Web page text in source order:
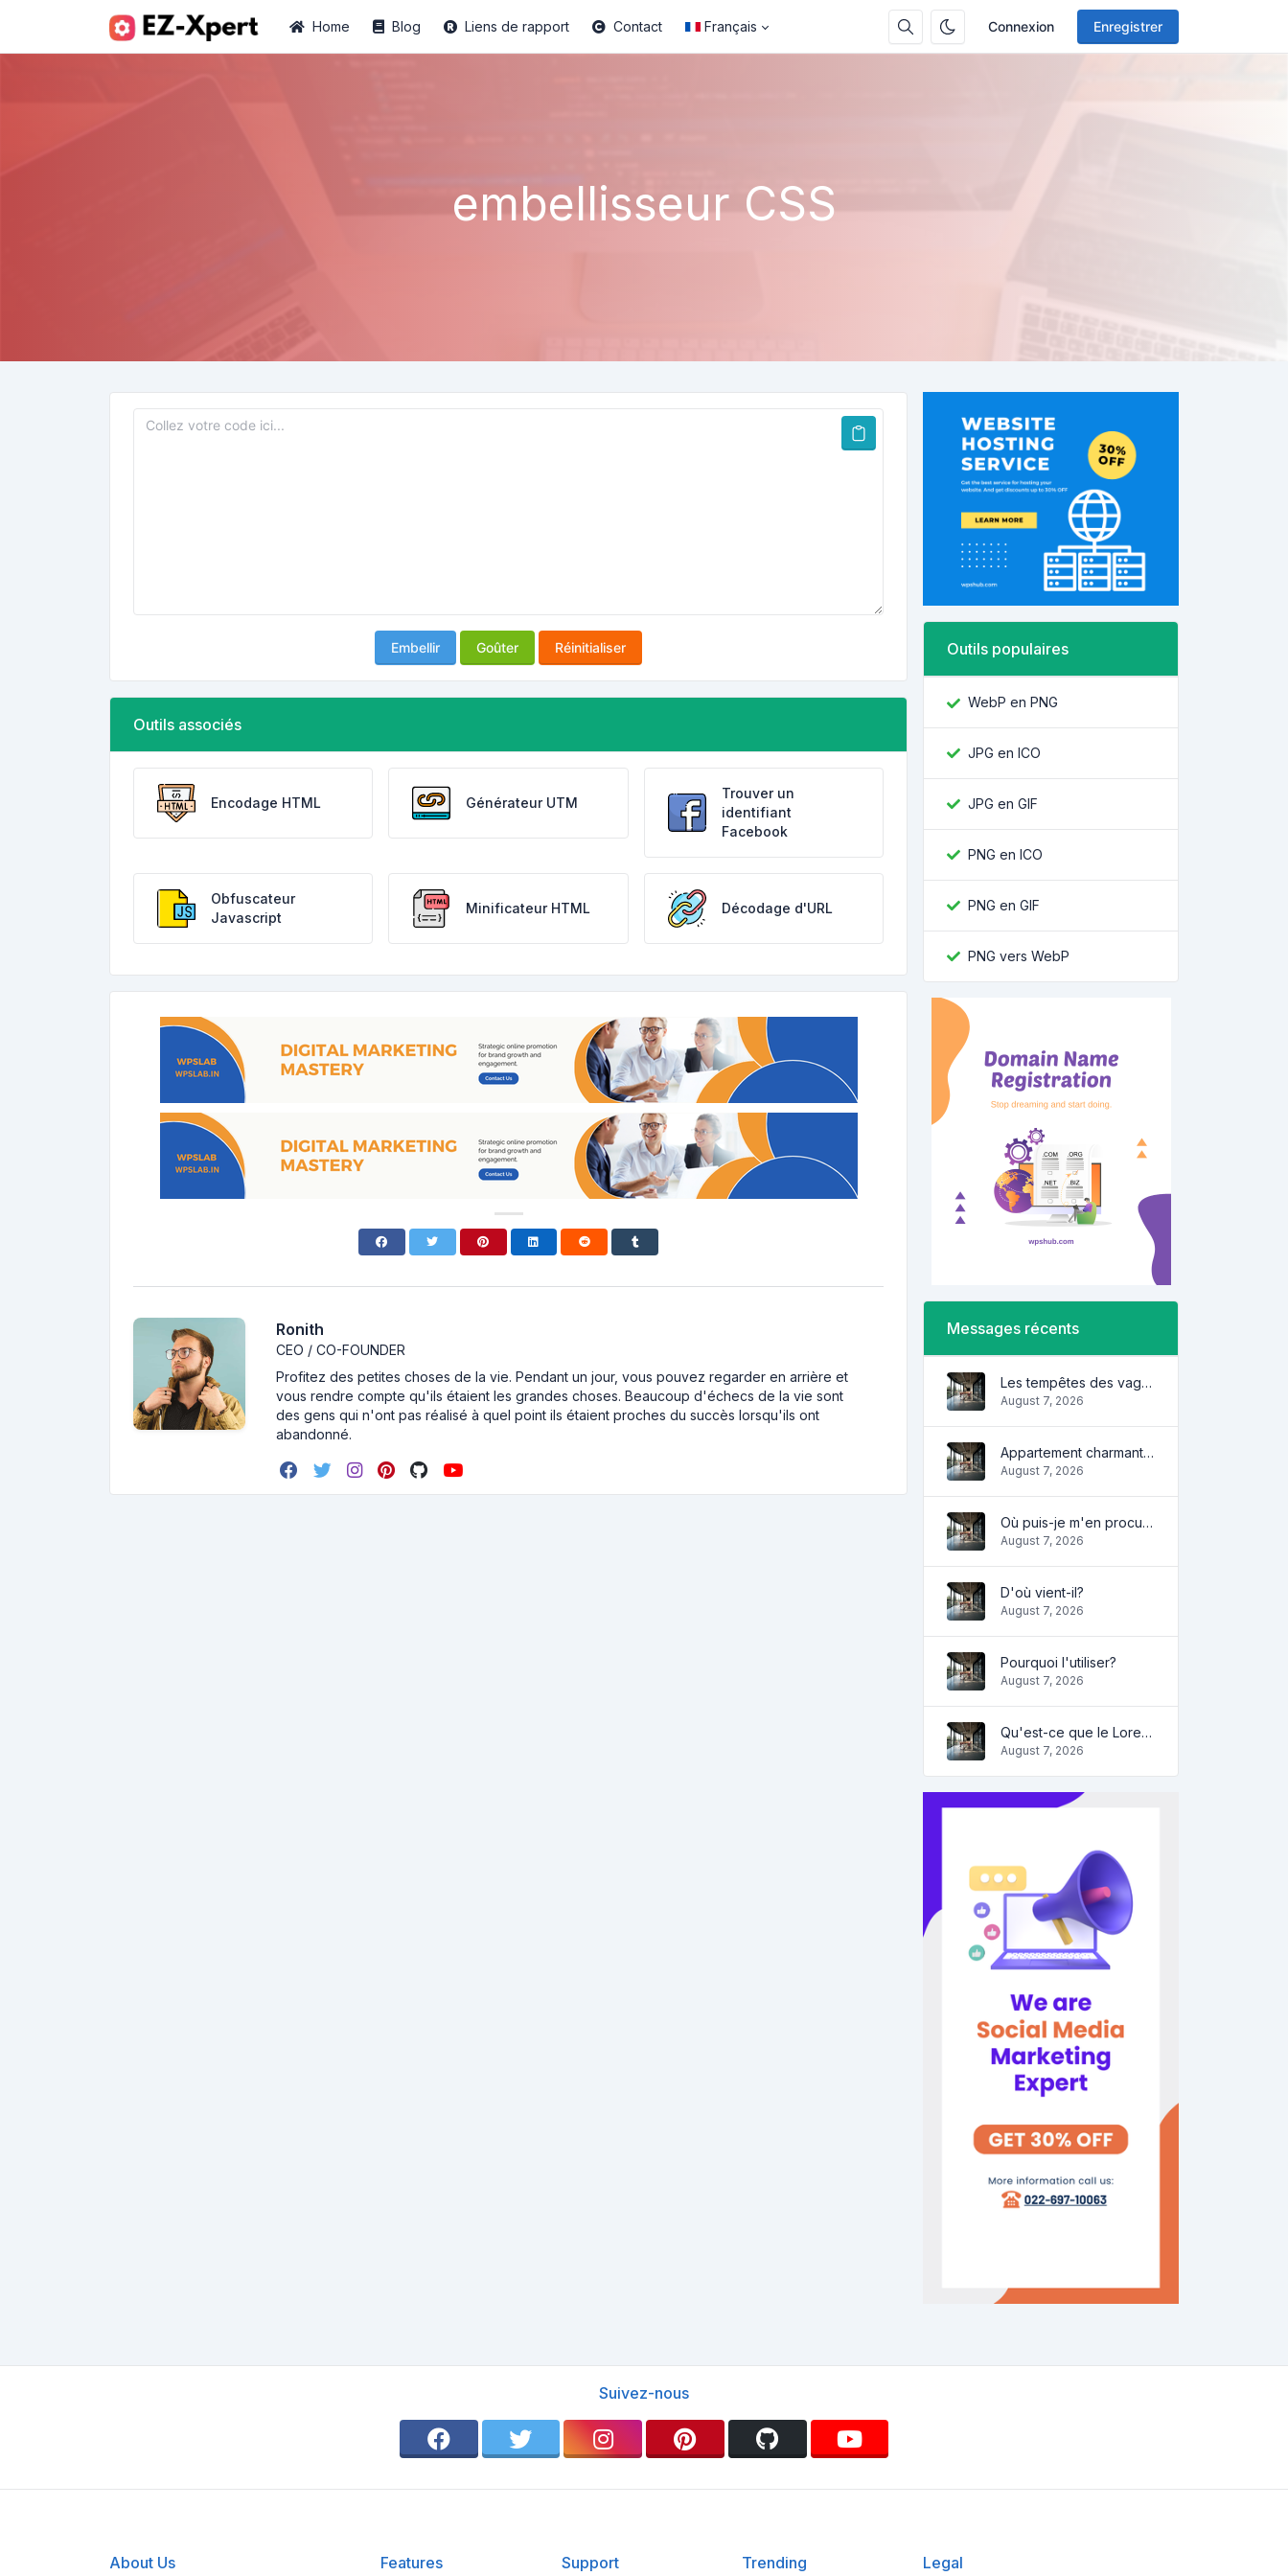
Connexion Enregistrer
Home Blog Liens de rapport Contact Français
embellisseur CSS
Embellir Goûter Réinitialiser
Outils associés
Encodage HTML Générateur UTM
Trouver un
identifiant
Facebook
Obfuscateur
Javascript
Minificateur HTML Décodage d'URL
Ronith
CEO / CO-FOUNDER
Profitez des petites choses de la vie. Pendant un jour, vous pouvez regarder en arrière et
vous rendre compte qu'ils étaient les grandes choses. Beaucoup d'échecs de la vie sont
des gens qui n'ont pas réalisé à quel point ils étaient proches du succès lorsqu'ils ont
abandonné.
Outils populaires
WebP en PNG
JPG en ICO
JPG en GIF
PNG en ICO
PNG en GIF
PNG vers WebP
Messages récents
Les tempêtes des vagues
August 7, 2026
Appartement charmant et confortable
August 7, 2026
Où puis-je m'en procurer?
August 7, 2026
D'où vient-il?
August 7, 2026
Pourquoi l'utiliser?
August 7, 2026
Qu'est-ce que le Lorem Ipsum?
August 7, 2026
Suivez-nous
About Us Features Support Trending Legal